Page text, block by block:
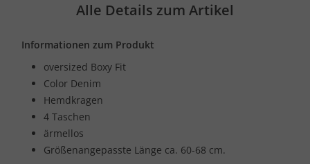
Alle Details zum Artikel
Informationen zum Produkt
oversized Boxy Fit
Color Denim
Hemdkragen
4 Taschen
ärmellos
Größenangepasste Länge ca. 60-68 cm.